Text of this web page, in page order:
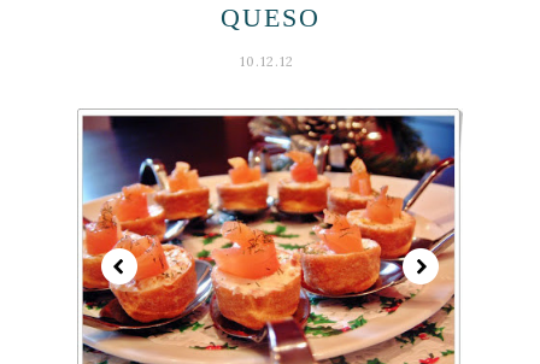
QUESO
10.12.12